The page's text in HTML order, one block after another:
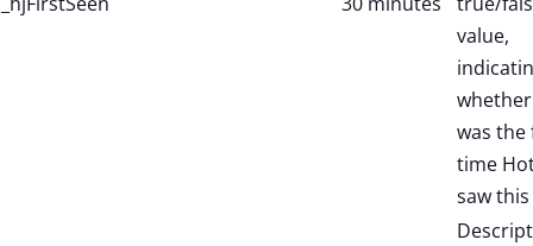
value,
was the
time
saw